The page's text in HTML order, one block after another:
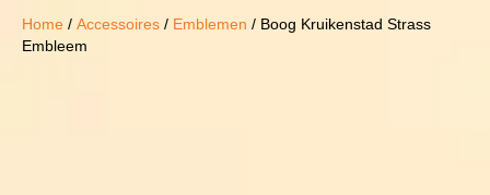
Home / Accessoires / Emblemen / Boog Kruikenstad Strass
Embleem